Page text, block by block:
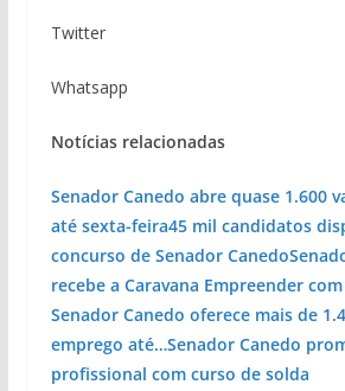
Twitter
Whatsapp
Notícias relacionadas
Senador Canedo abre quase 1.600
até sexta-feira45 mil candidatos
concurso de Senador Canedo
recebe a Caravana Empreender
Senador Canedo oferece mais de
emprego até…Senador Canedo
profissional com curso de solda